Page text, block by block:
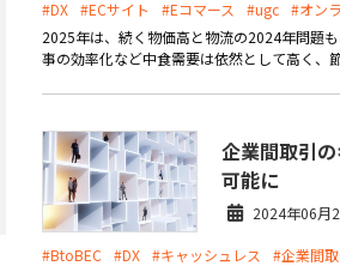
#DX #ECサイト #Eコマース #ugc #オン
2025年は、続く物価高と物流の2024年問題
事の効率化など中食需要は依然として高く
企業間取引
可能に
2024年06月
#BtoBEC #DX #キャッシュレス
#企業間取